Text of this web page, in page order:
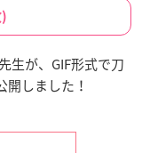
生が、GIF形式で刀
しました！